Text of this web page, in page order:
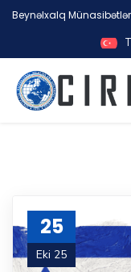
Beynəlxalq
25
Eki 25